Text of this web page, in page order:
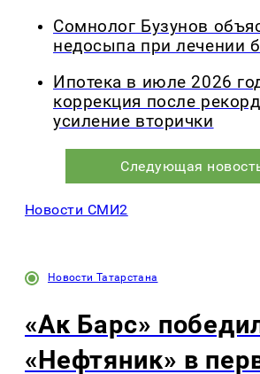
Сомнолог Бузунов
недосыпа при лечении
Ипотека в июле 2026
коррекция после
усиление вторички
Следующая
Новости СМИ2
Новости Татарстана
«Ак Барс»
«Нефтяник» в